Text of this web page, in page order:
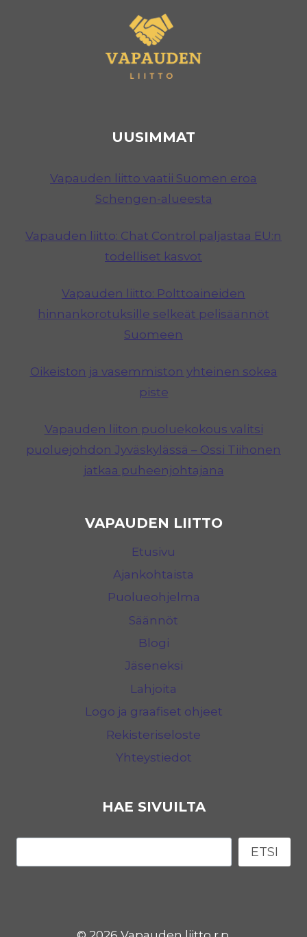
UUSIMMAT
Vapauden liitto vaatii Suomen eroa
Schengen-alueesta
Vapauden liitto: Chat Control paljastaa EU:n
todelliset kasvot
Vapauden liitto: Polttoaineiden
hinnankorotuksille selkeät pelisäännöt
Suomeen
Oikeiston ja vasemmiston yhteinen sokea
piste
Vapauden liiton puoluekokous valitsi
puoluejohdon Jyväskylässä – Ossi Tiihonen
jatkaa puheenjohtajana
VAPAUDEN LIITTO
Etusivu
Ajankohtaista
Puolueohjelma
Säännöt
Blogi
Jäseneksi
Lahjoita
Logo ja graafiset ohjeet
Rekisteriseloste
Yhteystiedot
HAE SIVUILTA
ETSI